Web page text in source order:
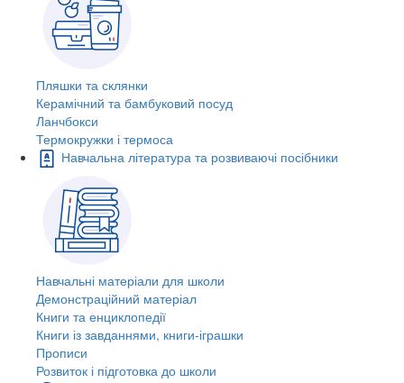
Пляшки та склянки
Керамічний та бамбуковий посуд
Ланчбокси
Термокружки і термоса
Навчальна література та розвиваючі посібники
Навчальні матеріали для школи
Демонстраційний матеріал
Книги та енциклопедії
Книги із завданнями, книги-іграшки
Прописи
Розвиток і підготовка до школи